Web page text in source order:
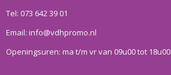
Tel: 073 642 39 01
Email: info@vdhpromo.nl
Openingsuren: ma t/m vr van 09u00 tot 18u00